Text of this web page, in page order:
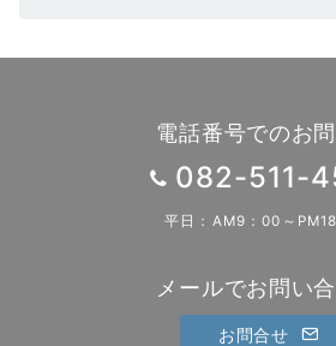
電話番号でのお
082-511-
平日：AM9：00～
メールでお問い
お問合せ